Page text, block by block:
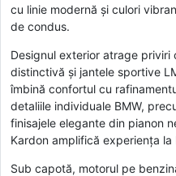
cu linie modernă și culori
de condus.
Designul exterior atrage priviri
distinctivă și jantele sportive
îmbină confortul cu
detaliile individuale BMW,
finisajele elegante din pianon
Kardon amplifică experiența la
Sub capotă, motorul pe